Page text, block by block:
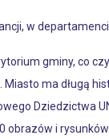
w
gminy, co
ma długą
Dziedzictwa
obrazów i